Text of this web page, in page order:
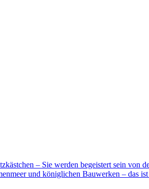
– Sie werden begeistert sein von
und königlichen Bauwerken – das